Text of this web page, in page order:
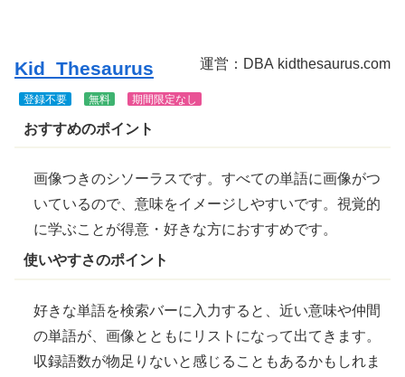
Kid_Thesaurus 運営 ：DBA kidthesaurus.com
登録不要 無料 期間限定なし
おすすめのポイント
画像つきのシソーラスです。すべての単語に画像がつ
いているので、 意味をイメージしやすいです。 視覚的
に学ぶことが得意・ 好きな方におすすめです。
使いやすさのポイント
好きな単語を検索バーに 入力すると、 近い意味や仲間
の単語が、画像とともにリストになって出てきます。
収録語数が物足 りないと感じることもあるかもしれま